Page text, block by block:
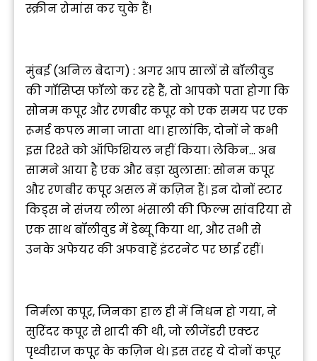
स्क्रीन रोमांस कर चुके हैं!
मुंबई (अनिल बेदाग) : अगर आप सालों से बॉलीवुड
की गॉसिप्स फॉलो कर रहे हैं, तो आपको पता होगा कि
सोनम कपूर और रणबीर कपूर को एक समय पर एक
रूमर्ड कपल माना जाता था। हालांकि, दोनों ने कभी
इस रिश्ते को ऑफिशियल नहीं किया। लेकिन… अब
सामने आया है एक और बड़ा खुलासा: सोनम कपूर
और रणबीर कपूर असल में कज़िन हैं। इन दोनों स्टार
किड्स ने संजय लीला भंसाली की फिल्म सांवरिया से
एक साथ बॉलीवुड में डेब्यू किया था, और तभी से
उनके अफेयर की अफवाहें इंटरनेट पर छाई रहीं।
निर्मला कपूर, जिनका हाल ही में निधन हो गया, ने
सुरिंदर कपूर से शादी की थी, जो लीजेंडरी एक्टर
पृथ्वीराज कपूर के कज़िन थे। इस तरह ये दोनों कपूर